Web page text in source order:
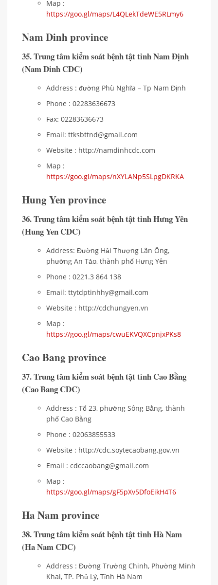
Map :
https://goo.gl/maps/L4QLekTdeWE5RLmy6
Nam Dinh province
35. Trung tâm kiểm soát bệnh tật tỉnh Nam Định
(Nam Dinh CDC)
Address : đường Phù Nghĩa – Tp Nam Định
Phone : 02283636673
Fax: 02283636673
Email: ttksbttnd@gmail.com
Website : http://namdinhcdc.com
Map :
https://goo.gl/maps/nXYLANp5SLpgDKRKA
Hung Yen province
36. Trung tâm kiểm soát bệnh tật tỉnh Hưng Yên
(Hung Yen CDC)
Address: Đường Hải Thượng Lãn Ông,
phường An Tảo, thành phố Hưng Yên
Phone : 0221.3 864 138
Email: ttytdptinhhy@gmail.com
Website : http://cdchungyen.vn
Map :
https://goo.gl/maps/cwuEKVQXCpnjxPKs8
Cao Bang province
37. Trung tâm kiểm soát bệnh tật tỉnh Cao Bằng
(Cao Bang CDC)
Address : Tổ 23, phường Sông Bằng, thành
phố Cao Bằng
Phone : 02063855533
Website : http://cdc.soytecaobang.gov.vn
Email : cdccaobang@gmail.com
Map :
https://goo.gl/maps/gF5pXv5DfoEikH4T6
Ha Nam province
38. Trung tâm kiểm soát bệnh tật tỉnh Hà Nam
(Ha Nam CDC)
Address : Đường Trường Chinh, Phường Minh
Khai, TP. Phủ Lý, Tỉnh Hà Nam